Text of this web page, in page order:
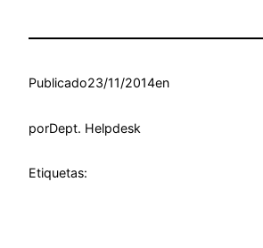
Publicado23/11/2014en
porDept. Helpdesk
Etiquetas: